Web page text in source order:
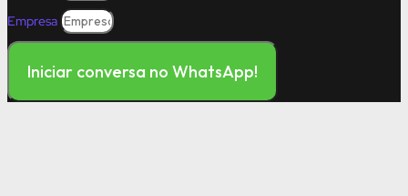
Empresa
Iniciar conversa no WhatsApp!